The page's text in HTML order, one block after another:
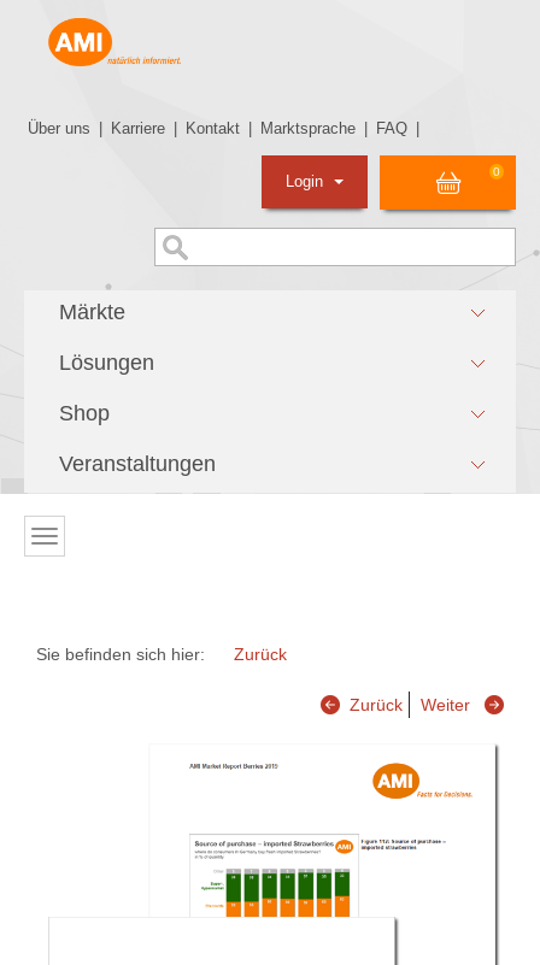
Über uns Karriere Kontakt Marktsprache FAQ
0
Login
Märkte
Lösungen
Shop
Veranstaltungen
Sie befinden sich hier: Zurück
Zurück Weiter